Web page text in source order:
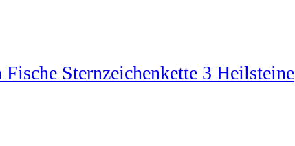
Sternzeichenkette 3 Heilsteine